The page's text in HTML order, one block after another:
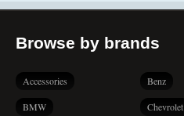
Browse by brands
Accessories Benz
BMW Chevrolet